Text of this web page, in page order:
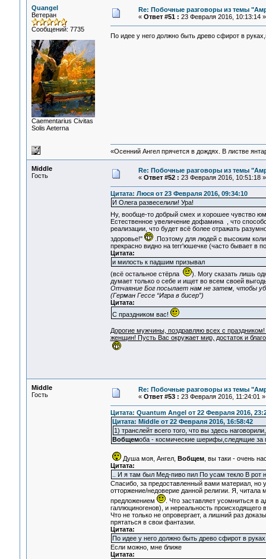
Quangel
Ветеран
Сообщений: 7735
Сaementarius Civitas
Solis Aeterna
Re: Побочные разговоры из темы
« Ответ #51 : 23 Февраля 2016, 10:13:14 »
По идее у него должно быть древо сфирот в
«Осенний Ангел прячется в дождях. В листве
Middle
Гость
Re: Побочные разговоры из темы
« Ответ #52 : 23 Февраля 2016, 10:51:18 »
Цитата: Люся от 23 Февраля 2016, 09:34:10
И Олега развеселили! Ура!
Ну, вообще-то добрый смех и хорошее чувство
Естественное увеличение дофамина
, что
реализации, что будет всё более отражать
здоровье!"
.Поэтому для людей с высоким
прекрасно видно на terr'юшечке (часто бывает в
Цитата:
и милость к падшим призывал
(всё остальное стёрла
). Могу сказать лишь
думает только о себе и ищет во всем своей
Отчаяние Бог посылает нам не затем, чтобы
(Герман Гессе “Игра в бисер”)
Цитата:
С праздником вас!
Дорогие мужчины, поздравляю всех с
женщин! Пусть Вас окружает мир, достаток и
Middle
Гость
Re: Побочные разговоры из темы
« Ответ #53 : 23 Февраля 2016, 11:24:01 »
Цитата: Quantum Angel от 22 Февраля 2016,
Цитата: Middle от 22 Февраля 2016, 16:58:42
1) транслейт всего того, что вы здесь
Вобщемоба - космические шерифы,следящие за
Душа моя, Ангел, Вобщем, вы таки - очень
Цитата:
.. И я там был Мед-пиво пил По усам текло В рот
Спасибо, за предоставленный вами материал, но
отторжение/недоверие данной религии. Я,
предложением
. Что заставляет усомниться в
галлюциногенов), и нереальность происходящего
Что не только не опровергает, а лишний раз
прятаться в свои фантазии.
Цитата:
По идее у него должно быть древо сфирот в
Если можно, мне ближе
Цитата: